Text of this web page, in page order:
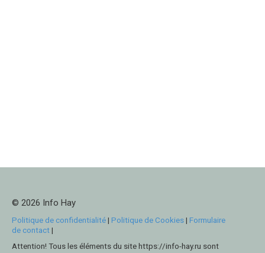
© 2026 Info Hay
Politique de confidentialité| Politique de Cookies| Formulaire
de contact|
Attention! Tous les éléments du site https://info-hay.ru sont